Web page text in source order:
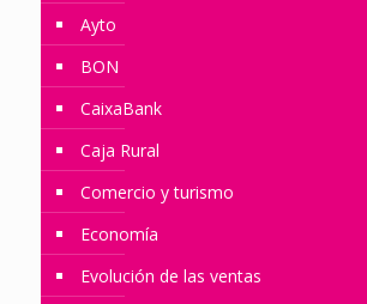
Ayto
BON
CaixaBank
Caja Rural
Comercio y turismo
Economía
Evolución de las ventas